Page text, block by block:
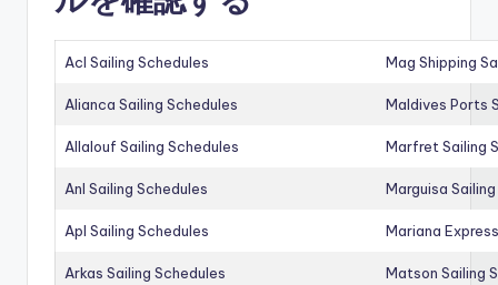
Acl Sailing Schedules Mag Shipping
Alianca Sailing Schedules Maldives Ports
Allalouf Sailing Schedules Marfret Sailing
Anl Sailing Schedules Marguisa
Apl Sailing Schedules Mariana
Arkas Sailing Schedules Matson Sailing